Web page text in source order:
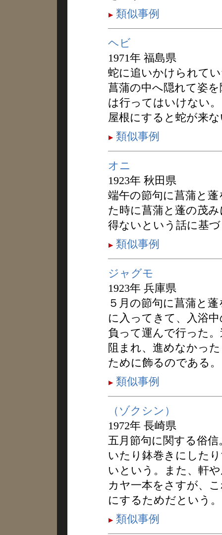
類似事例
ヘビ
1971年 福島県
蛇に追いかけられて
菖蒲の中へ隠れて姿
は行ってはいけない
屋根にすると蛇が来
類似事例
オニ
1923年 秋田県
端午の節句に菖蒲と
た時に菖蒲と蓬の茂
得ないという話に基
類似事例
ジャグモ
1923年 兵庫県
５月の節句に菖蒲と
に入ってきて、入浴
負って運んで行った
阻まれ、進めなかっ
ために飾るのである。
類似事例
（ゾクシン）
1972年 長崎県
五月節句に関する俗
いたり鉢巻きにした
いという。また、軒
カヤ一本をさすが、
にするためだという。
類似事例